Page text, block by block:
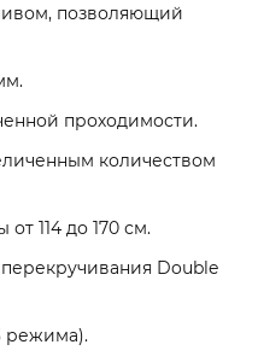
позволяющий
проходимости.
количеством
114 до 170 см.
Double
режима).